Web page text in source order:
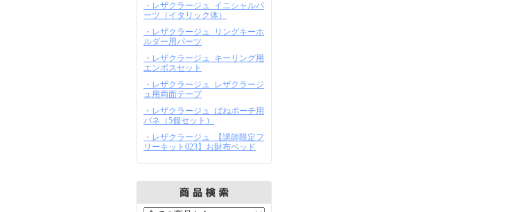
・レザクラージュ_イニシャルパ
ーツ（イタリック体）
・レザクラージュ_リングキーホ
ルダー用パーツ
・レザクラージュ_キーリング用
エンボスセット
・レザクラージュ_レザクラージ
ュ用両面テープ
・レザクラージュ_ばねポーチ用
バネ（5個セット）
・レザクラージュ_【講師限定フ
リーキット023】お財布ベッド